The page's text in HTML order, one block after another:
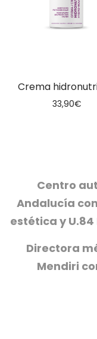
Crema
33,90€
Centro
Andalucía
estética y
Directora
Mendiri